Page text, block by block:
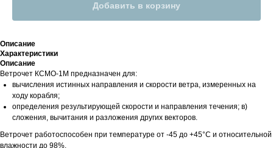
Добавить в корзину
Описание
Характеристики
Описание
Ветрочет КСМО-1М предназначен для:
вычисления истинных направления и скорости ветра, измеренных на
ходу корабля;
определения результирующей скорости и направления течения; в)
сложения, вычитания и разложения других векторов.
Ветрочет работоспособен при температуре от -45 до +45°С и относительной
влажности до 98%.